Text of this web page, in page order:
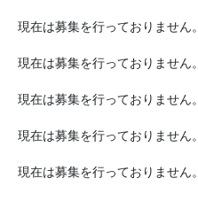
現在は募集を行っておりません。
現在は募集を行っておりません。
現在は募集を行っておりません。
現在は募集を行っておりません。
現在は募集を行っておりません。